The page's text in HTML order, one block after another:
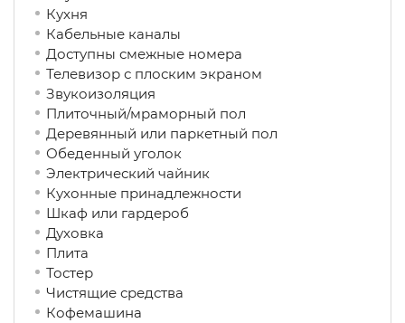
Кухня
Кабельные каналы
Доступны смежные номера
Телевизор с плоским экраном
Звукоизоляция
Плиточный/мраморный пол
Деревянный или паркетный пол
Обеденный уголок
Электрический чайник
Кухонные принадлежности
Шкаф или гардероб
Духовка
Плита
Тостер
Чистящие средства
Кофемашина